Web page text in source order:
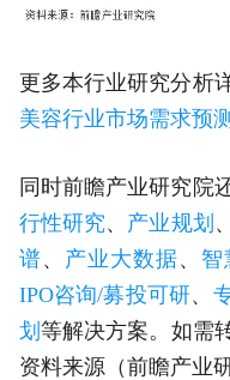
更多本行业研究分析
美容行业市场需求预
同时前瞻产业研究院
行性研究、 产业规划 、
谱、 产业大数据、 智
IPO咨询/募投可研、
划 等解决方案。如需
资料来源（前瞻产业